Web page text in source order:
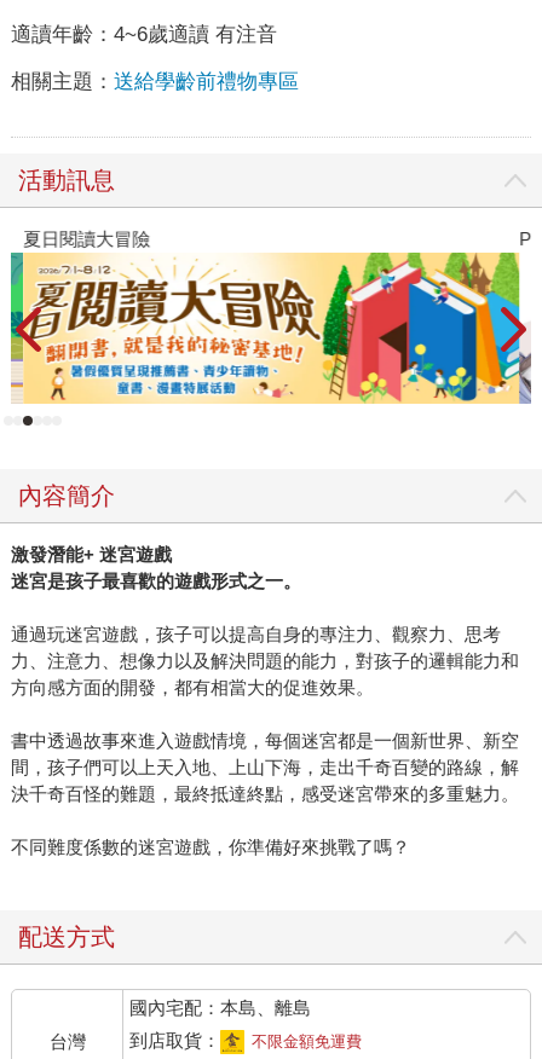
適讀年齡： 4~6歲適讀 有注音
相關主題： 送給學齡前禮物專區
活動訊息
夏日閱讀大冒險
內容簡介
激發潛能+ 迷宮遊戲
迷宮是孩子最喜歡的遊戲形式之一。
通過玩迷宮遊戲，孩子可以提高自身的專注力、觀察力、思考
力、注意力、想像力以及解決問題的能力，對孩子的邏輯能力和
方向感方面的開發，都有相當大的促進效果。
書中透過故事來進入遊戲情境，每個迷宮都是一個新世界、新空
間，孩子們可以上天入地、上山下海，走出千奇百變的路線，解
決千奇百怪的難題，最終抵達終點，感受迷宮帶來的多重魅力。
不同難度係數的迷宮遊戲，你準備好來挑戰了嗎？
配送方式
台灣
國內宅配：本島、離島
到店取貨：
不限金額免運費